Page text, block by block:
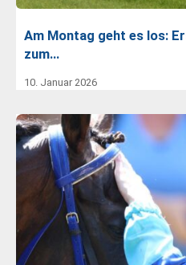
Am Montag geht es los:
zum…
10. Januar 2026